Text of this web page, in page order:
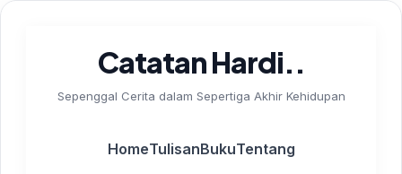
Catatan Hardi..
Sepenggal Cerita dalam Sepertiga Akhir Kehidupan
HomeTulisanBukuTentang